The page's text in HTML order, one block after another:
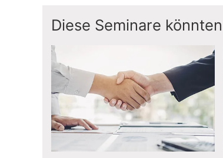
Diese Seminare